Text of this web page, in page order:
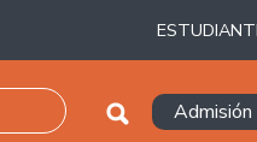
Admisión